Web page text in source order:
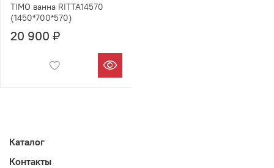
TIMO ванна RITTA14570
(1450*700*570)
20 900 ₽
Каталог
Контакты